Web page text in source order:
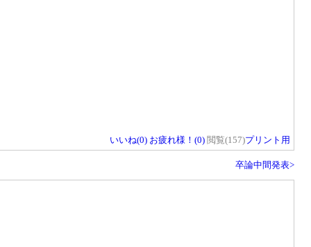
いいね(0) お疲れ様！(0) 閲覧(157)プリント用
卒論中間発表>